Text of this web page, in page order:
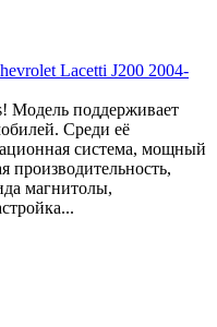
Lacetti J200 2004-
Модель поддерживает
Среди её
система, мощный
производительность,
магнитолы,